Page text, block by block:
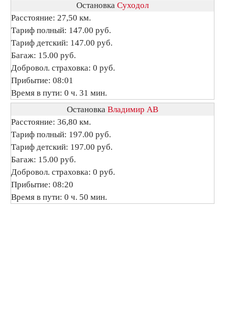
Остановка Суходол
Расстояние: 27,50 км.
Тариф полный: 147.00 руб.
Тариф детский: 147.00 руб.
Багаж: 15.00 руб.
Добровол. страховка: 0 руб.
Прибытие: 08:01
Время в пути: 0 ч. 31 мин.
Остановка Владимир АВ
Расстояние: 36,80 км.
Тариф полный: 197.00 руб.
Тариф детский: 197.00 руб.
Багаж: 15.00 руб.
Добровол. страховка: 0 руб.
Прибытие: 08:20
Время в пути: 0 ч. 50 мин.